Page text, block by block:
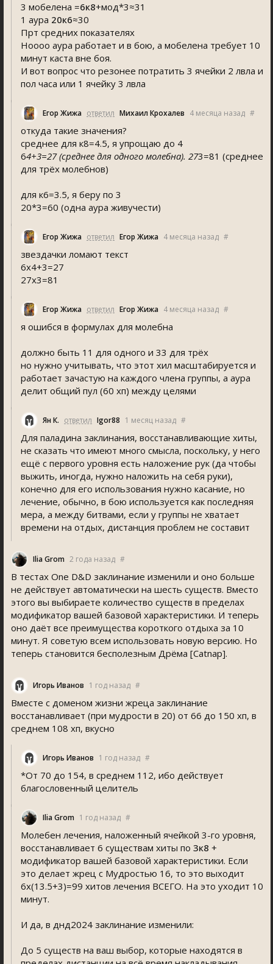
3 мобелена =6к8+мод*3≈31
1 аура 20к6≈30
Прт средних показателях
Ноооо аура работает и в бою, а мобелена требует 10
минут каста вне боя.
И вот вопрос что резонее потратить 3 ячейки 2 лвла и
пол часа или 1 ячейку 3 лвла
Егор Жижа ответил Михаил Крохалев 4 месяца назад #
откуда такие значения?
среднее для к8=4.5, я упрощаю до 4
64+3=27 (среднее для одного молебна). 273=81 (среднее
для трёх молебнов)
для к6=3.5, я беру по 3
20*3=60 (одна аура живучести)
Егор Жижа ответил Егор Жижа 4 месяца назад #
звездачки ломают текст
6х4+3=27
27х3=81
Егор Жижа ответил Егор Жижа 4 месяца назад #
я ошибся в формулах для молебна
должно быть 11 для одного и 33 для трёх
но нужно учитывать, что этот хил масштабируется и
работает зачастую на каждого члена группы, а аура
делит общий пул (60 хп) между целями
Ян К. ответил Igor88 1 месяц назад #
Для паладина заклинания, восстанавливающие хиты,
не сказать что имеют много смысла, поскольку, у него
ещё с первого уровня есть наложение рук (да чтобы
выжить, иногда, нужно наложить на себя руки),
конечно для его использования нужно касание, но
лечение, обычно, в бою используется как последняя
мера, а между битвами, если у группы не хватает
времени на отдых, дистанция проблем не составит
Ilia Grom 2 года назад #
В тестах One D&D заклинание изменили и оно больше
не действует автоматически на шесть существ. Вместо
этого вы выбираете количество существ в пределах
модификатор вашей базовой характеристики. И теперь
оно даёт все преимущества короткого отдыха за 10
минут. Я советую всем использовать новую версию. Но
теперь становится бесполезным Дрёма [Catnap].
Игорь Иванов 1 год назад #
Вместе с доменом жизни жреца заклинание
восстанавливает (при мудрости в 20) от 66 до 150 хп, в
среднем 108 хп, вкусно
Игорь Иванов 1 год назад #
*От 70 до 154, в среднем 112, ибо действует
благословенный целитель
Ilia Grom 1 год назад #
Молебен лечения, наложенный ячейкой 3-го уровня,
восстанавливает 6 существам хиты по 3к8 +
модификатор вашей базовой характеристики. Если
это делает жрец с Мудростью 16, то это выходит
6x(13.5+3)=99 хитов лечения ВСЕГО. На это уходит 10
минут.
И да, в днд2024 заклинание изменили:
До 5 существ на ваш выбор, которые находятся в